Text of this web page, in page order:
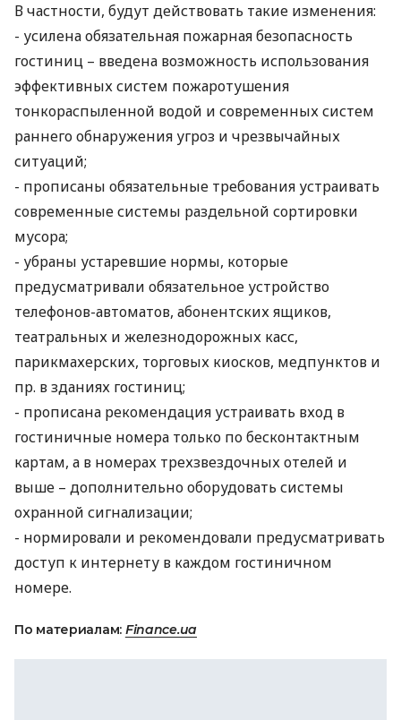
В частности, будут действовать такие изменения:
- усилена обязательная пожарная безопасность
гостиниц – введена возможность использования
эффективных систем пожаротушения
тонкораспыленной водой и современных систем
раннего обнаружения угроз и чрезвычайных
ситуаций;
- прописаны обязательные требования устраивать
современные системы раздельной сортировки
мусора;
- убраны устаревшие нормы, которые
предусматривали обязательное устройство
телефонов-автоматов, абонентских ящиков,
театральных и железнодорожных касс,
парикмахерских, торговых киосков, медпунктов и
пр. в зданиях гостиниц;
- прописана рекомендация устраивать вход в
гостиничные номера только по бесконтактным
картам, а в номерах трехзвездочных отелей и
выше – дополнительно оборудовать системы
охранной сигнализации;
- нормировали и рекомендовали предусматривать
доступ к интернету в каждом гостиничном
номере.
По материалам: Finance.ua